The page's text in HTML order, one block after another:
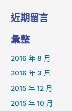
近期留言
彙整
2016 年 8 月
2016 年 3 月
2015 年 12 月
2015 年 10 月